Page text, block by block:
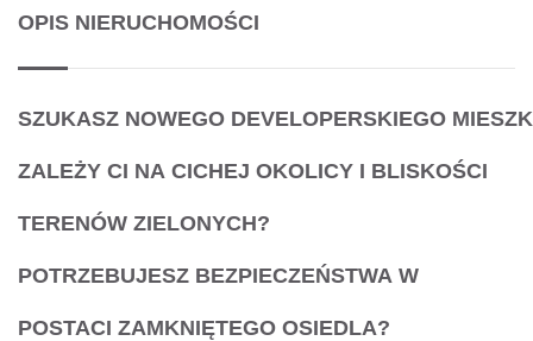
OPIS NIERUCHOMOŚCI
SZUKASZ NOWEGO DEVELOPERSKIEGO
ZALEŻY CI NA CICHEJ OKOLICY I BLISKOŚCI
TERENÓW ZIELONYCH?
POTRZEBUJESZ BEZPIECZEŃSTWA W
POSTACI ZAMKNIĘTEGO OSIEDLA?